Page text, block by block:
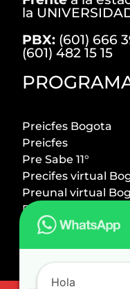
la
PBX: (601) 666
(601) 482 15 15
Preicfes Bogota
Preicfes
Pre Sabe 11°
Precifes virtual
Preunal virtual
Preicfes +
Preuniversitario
Hola